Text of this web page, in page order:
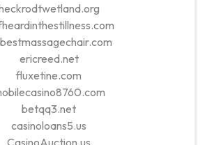
ericreed.net
fluxetine.com
betqq3.net
casinoloans5.us
CasinoAuction.us